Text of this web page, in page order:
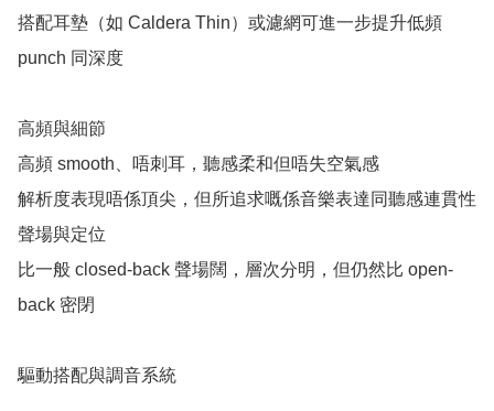
搭配耳墊（如 Caldera Thin）或濾網可進一步提升低頻
punch 同深度
高頻與細節
高頻 smooth、唔刺耳，聽感柔和但唔失空氣感
解析度表現唔係頂尖，但所追求嘅係音樂表達同聽感連貫性
聲場與定位
比一般 closed-back 聲場闊，層次分明，但仍然比 open-
back 密閉
驅動搭配與調音系統